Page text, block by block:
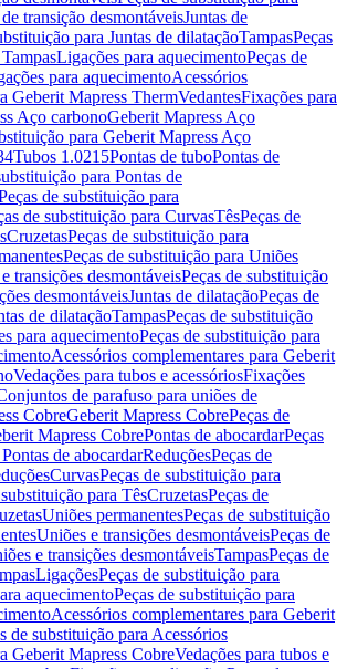
transição desmontáveisJuntas de
para Juntas de dilataçãoTampasPeças
Ligações para aquecimentoPeças de
para aquecimentoAcessórios
Geberit Mapress ThermVedantesFixações para
Aço carbonoGeberit Mapress Aço
para Geberit Mapress Aço
Tubos 1.0215Pontas de tuboPontas de
para Pontas de
de substituição para
de substituição para CurvasTêsPeças de
CruzetasPeças de substituição para
Peças de substituição para Uniões
transições desmontáveisPeças de substituição
desmontáveisJuntas de dilataçãoPeças de
de dilataçãoTampasPeças de substituição
para aquecimentoPeças de substituição para
Acessórios complementares para Geberit
Vedações para tubos e acessóriosFixações
de parafuso para uniões de
CobreGeberit Mapress CobrePeças de
Mapress CobrePontas de abocardarPeças
de abocardarReduçõesPeças de
CurvasPeças de substituição para
para TêsCruzetasPeças de
Uniões permanentesPeças de substituição
Uniões e transições desmontáveisPeças de
e transições desmontáveisTampasPeças de
LigaçõesPeças de substituição para
aquecimentoPeças de substituição para
Acessórios complementares para Geberit
de substituição para Acessórios
Geberit Mapress CobreVedações para tubos e